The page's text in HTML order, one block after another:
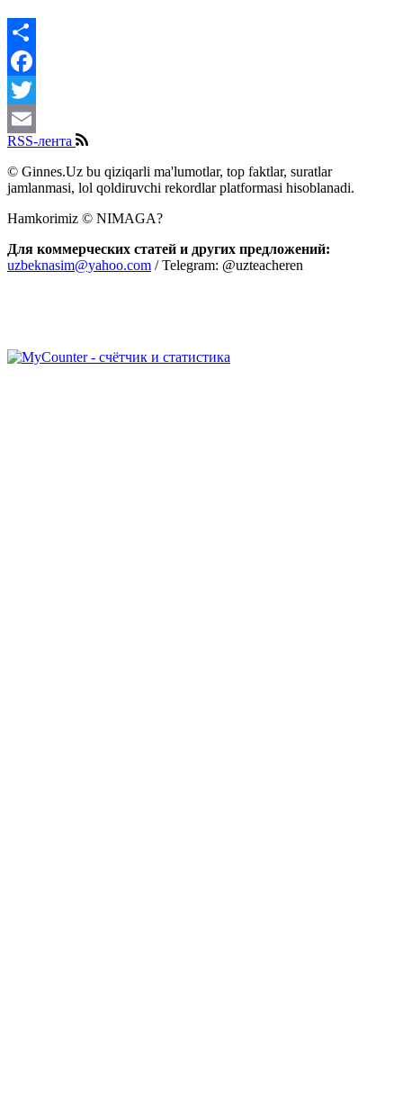
Share
Facebook
Twitter
Email
RSS-лента
© Ginnes.Uz bu qiziqarli ma'lumotlar, top faktlar, suratlar
jamlanmasi, lol qoldiruvchi rekordlar platformasi hisoblanadi.
Hamkorimiz © NIMAGA?
Для коммерческих статей и других предложений:
uzbeknasim@yahoo.com / Telegram: @uzteacheren